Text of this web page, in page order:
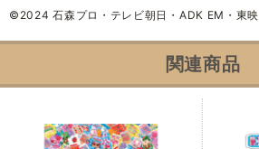
©2024 石森プロ・テレビ朝日・ADK EM・東映
関連商品